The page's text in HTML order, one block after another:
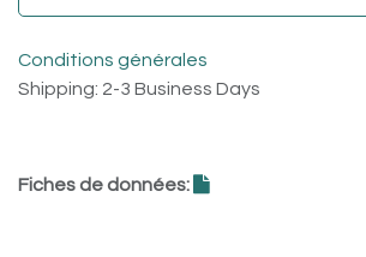
Conditions générales
Shipping: 2-3 Business Days
Fiches de données: